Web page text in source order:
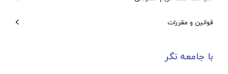
قوانین و مقررات
با جامعه نگر